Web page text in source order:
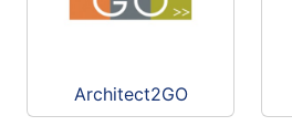
Architect2GO